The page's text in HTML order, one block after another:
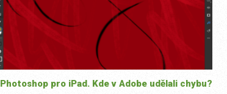
Photoshop pro iPad. Kde v Adobe udělali chybu?